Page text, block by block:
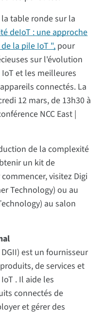
table ronde sur la
deIoT : une approche
la pile IoT ",pour
sur l'évolution
et les meilleures
connectés. La
12 mars, de 13h30 à
NCC East |
de la complexité
un kit de
visitez Digi
Technology) ou au
au salon
est un fournisseur
de services et
. Il aide les
connectés de
et gérer des